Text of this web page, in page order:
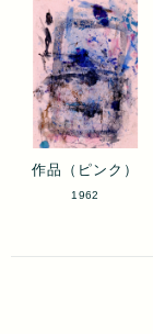
作品（ピンク）
1962